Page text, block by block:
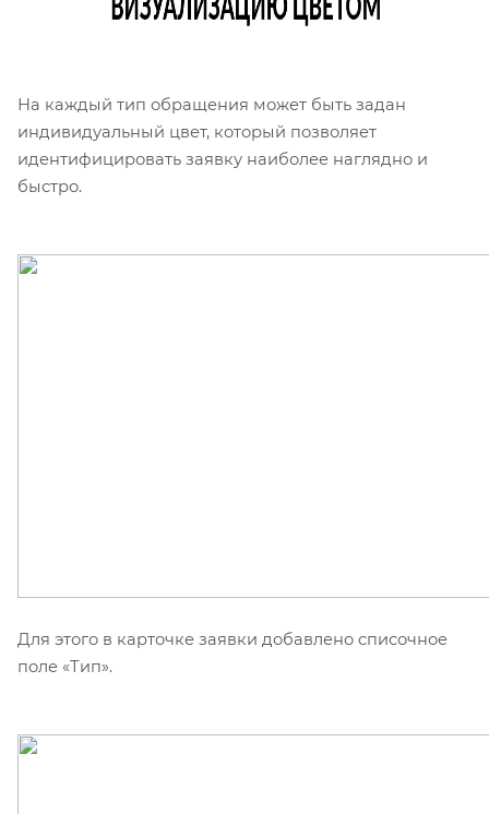
На каждый тип обращения может быть задан
индивидуальный цвет, который позволяет
идентифицировать заявку наиболее наглядно и
быстро.
Для этого в карточке заявки добавлено списочное
поле «Тип».